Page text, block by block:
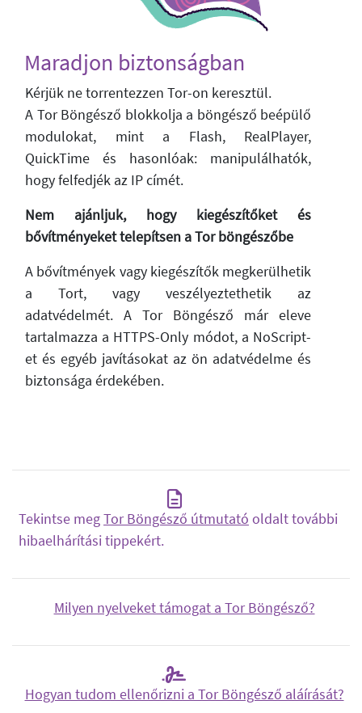
Maradjon biztonságban
Kérjük ne torrentezzen Tor-on keresztül.
A Tor Böngésző blokkolja a böngésző beépülő
modulokat, mint a Flash, RealPlayer,
QuickTime és hasonlóak: manipulálhatók,
hogy felfedjék az IP címét.
Nem ajánljuk, hogy kiegészítőket és
bővítményeket telepítsen a Tor böngészőbe
A bővítmények vagy kiegészítők megkerülhetik
a Tort, vagy veszélyeztethetik az
adatvédelmét. A Tor Böngésző már eleve
tartalmazza a HTTPS-Only módot, a NoScript-
et és egyéb javításokat az ön adatvédelme és
biztonsága érdekében.
Tekintse megTor Böngésző útmutató oldalt további
hibaelhárítási tippekért.
Milyen nyelveket támogat a Tor Böngésző?
Hogyan tudom ellenőrizni a Tor Böngésző aláírását?